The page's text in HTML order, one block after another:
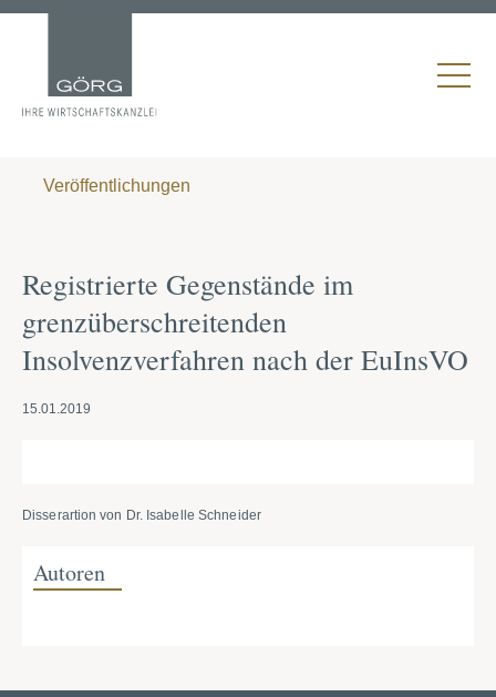
Veröffentlichungen
Registrierte Gegenstände im
grenzüberschreitenden
Insolvenzverfahren nach der EuInsVO
15.01.2019
Disserartion von Dr. Isabelle Schneider
Autoren